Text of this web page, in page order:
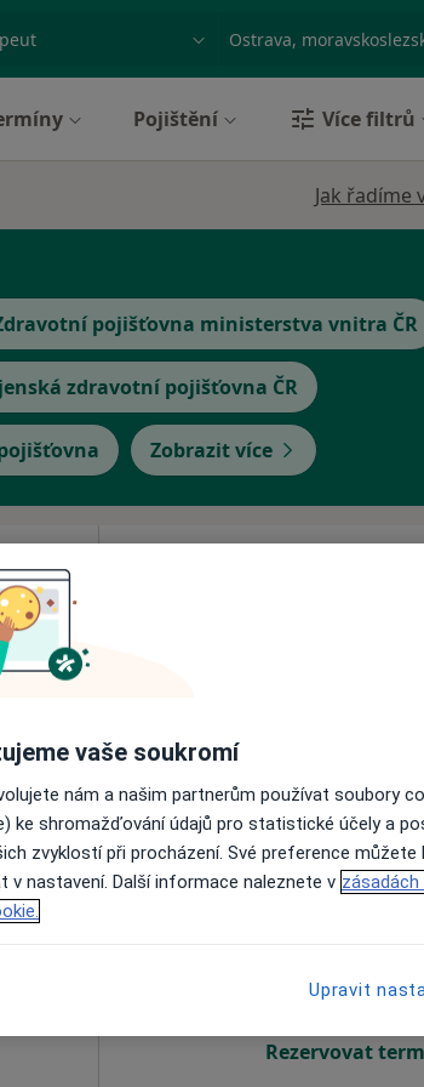
Pojištění Více filtrů
Jak řadíme
pojišťovna ministerstva vnitra ČR
zdravotní pojišťovna ČR
Zobrazit více
600 Kč
So
Online rezervace termínu
Rezervovat
vaše soukromí
nám a našim partnerům používat soubory
ke shromažďování údajů pro statistické účely a
zvyklostí při procházení. Své preference
v nastavení. Další informace naleznete v
Upravit